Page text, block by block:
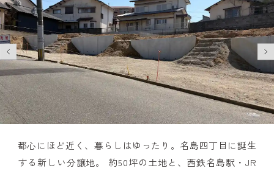
都心にほど近く、暮らしはゆったり。名島四丁目に誕生
する新しい分譲地。 約50坪の土地と、西鉄名島駅・JR